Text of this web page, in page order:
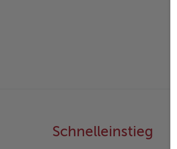
Schnelleinstieg